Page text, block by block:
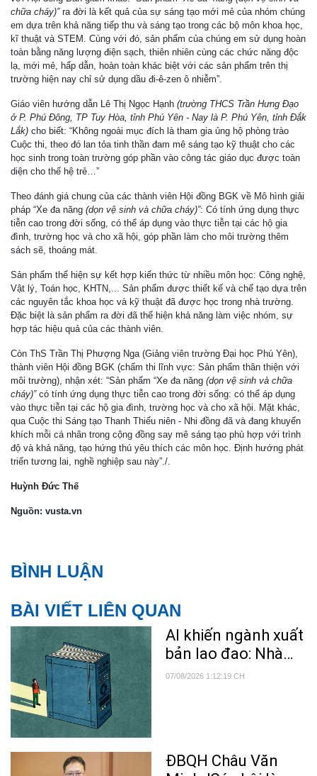
chữa cháy)”ra đời là kết quả của sự sáng tạo mới mẻ của nhóm chúng
em dựa trên khả năng tiếp thu và sáng tạo trong các bộ môn khoa học,
kĩ thuật và STEM. Cùng với đó, sản phẩm của chúng em sử dụng hoàn
toàn bằng năng lượng điện sạch, thiên nhiên cùng các chức năng độc
lạ, mới mẻ, hấp dẫn, hoàn toàn khác biệt với các sản phẩm trên thị
trường hiện nay chỉ sử dụng dầu đi-ê-zen ô nhiễm”.
Giáo viên hướng dẫn Lê Thị Ngọc Hạnh (trường THCS Trần Hưng Đạo
ở P. Phú Đông, TP Tuy Hòa, tỉnh Phú Yên - Nay là P. Phú Yên, tỉnh Đắk
Lắk) cho biết: “Không ngoài mục đích là tham gia ủng hộ phòng trào
Cuộc thi, theo đó lan tỏa tinh thần đam mê sáng tạo kỹ thuật cho các
học sinh trong toàn trường góp phần vào công tác giáo dục được toàn
diện cho thế hệ trẻ…”
Theo đánh giá chung của các thành viên Hội đồng BGK về Mô hình giải
pháp “Xe đa năng (dọn vệ sinh và chữa cháy)”: Có tính ứng dụng thực
tiễn cao trong đời sống, có thể áp dụng vào thực tiễn tại các hộ gia
đình, trường học và cho xã hội, góp phần làm cho môi trường thêm
sách sẽ, thoáng mát.
Sản phẩm thể hiện sự kết hợp kiến thức từ nhiều môn học: Công nghệ,
Vật lý, Toán học, KHTN,... Sản phẩm được thiết kế và chế tạo dựa trên
các nguyên tắc khoa học và kỹ thuật đã được học trong nhà trường.
Đặc biệt là sản phẩm ra đời đã thể hiện khả năng làm việc nhóm, sự
hợp tác hiệu quả của các thành viên.
Còn ThS Trần Thị Phượng Nga (Giảng viên trường Đại học Phú Yên),
thành viên Hội đồng BGK (chấm thi lĩnh vực: Sản phẩm thân thiện với
môi trường), nhận xét: “Sản phẩm “Xe đa năng (dọn vệ sinh và chữa
cháy)”có tính ứng dụng thực tiễn cao trong đời sống: có thể áp dụng
vào thực tiễn tại các hộ gia đình, trường học và cho xã hội. Mặt khác,
qua Cuộc thi Sáng tạo Thanh Thiếu niên - Nhi đồng đã và đang khuyến
khích mỗi cá nhân trong cộng đồng say mê sáng tạo phù hợp với trình
độ và khả năng, tạo hứng thú yêu thích các môn học. Định hướng phát
triển tương lai, nghề nghiệp sau này”./.
Huỳnh Đức Thế
Nguồn: vusta.vn
BÌNH LUẬN
BÀI VIẾT LIÊN QUAN
AI khiến ngành xuất
bản lao đao: Nhà
văn bị nghi ngờ, độc
07/08/2026 1:12:19 CH
ĐBQH Châu Văn